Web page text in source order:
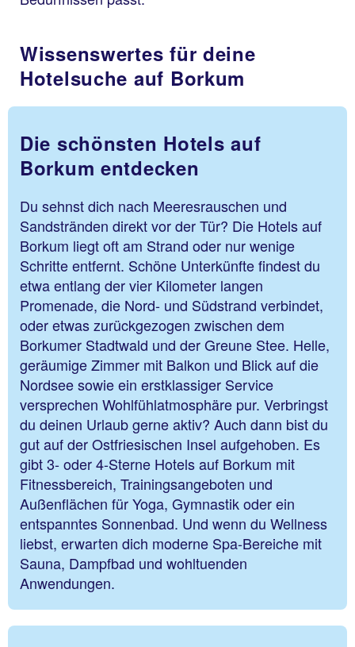
Wissenswertes für deine
Hotelsuche auf Borkum
Die schönsten Hotels auf
Borkum entdecken
Du sehnst dich nach Meeresrauschen und
Sandstränden direkt vor der Tür? Die Hotels auf
Borkum liegt oft am Strand oder nur wenige
Schritte entfernt. Schöne Unterkünfte findest du
etwa entlang der vier Kilometer langen
Promenade, die Nord- und Südstrand verbindet,
oder etwas zurückgezogen zwischen dem
Borkumer Stadtwald und der Greune Stee. Helle,
geräumige Zimmer mit Balkon und Blick auf die
Nordsee sowie ein erstklassiger Service
versprechen Wohlfühlatmosphäre pur. Verbringst
du deinen Urlaub gerne aktiv? Auch dann bist du
gut auf der Ostfriesischen Insel aufgehoben. Es
gibt 3- oder 4-Sterne Hotels auf Borkum mit
Fitnessbereich, Trainingsangeboten und
Außenflächen für Yoga, Gymnastik oder ein
entspanntes Sonnenbad. Und wenn du Wellness
liebst, erwarten dich moderne Spa-Bereiche mit
Sauna, Dampfbad und wohltuenden
Anwendungen.